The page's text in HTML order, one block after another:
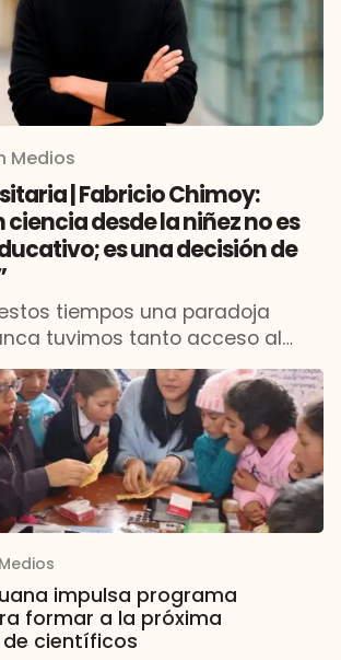
Medios
| Fabricio Chimoy:
ciencia desde la niñez no es
es una decisión de
tiempos una paradoja
tuvimos tanto acceso al
y, sin embargo, cada vez
menos. La tecnología y la
nos dan respuestas
[…]
impulsa programa
formar a la próxima
científicos